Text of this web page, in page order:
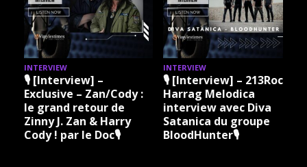
INTERVIEW
🎙 [Interview] –
Exclusive – Zan/Cody :
le grand retour de
Zinny J. Zan & Harry
Cody ! par le Doc🎙
INTERVIEW
🎙 [Interview] – 213Rock
Harrag Melodica
interview avec Diva
Satanica du groupe
BloodHunter🎙